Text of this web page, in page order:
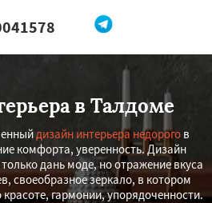
мне
в Талдоме
дизайн интерьера недорогов
комфорта, уверенность. Дизайн
дань моде, но отражение вкуса
своеобразное зеркало, в котором
гармонии, упорядоченности.